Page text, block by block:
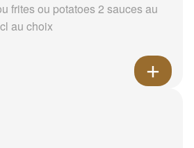
frites ou potatoes 2 sauces au
au choix